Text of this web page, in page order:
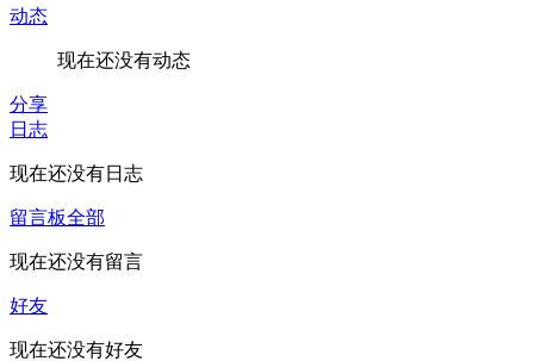
动态
现在还没有动态
分享
日志
现在还没有日志
留言板全部
现在还没有留言
好友
现在还没有好友